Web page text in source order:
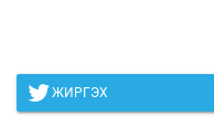
ЖИРГЭХ